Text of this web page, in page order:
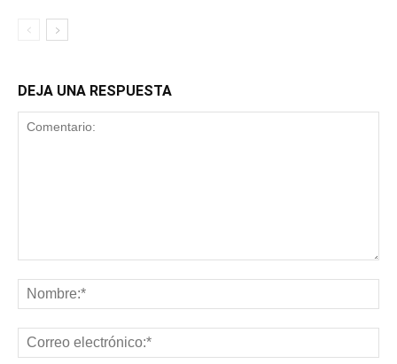
DEJA UNA RESPUESTA